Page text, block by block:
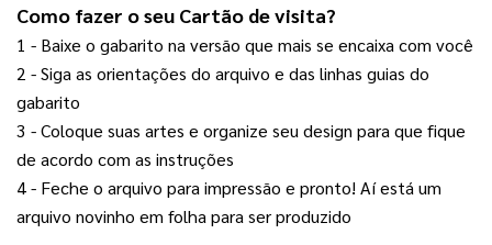
Como fazer o seu Cartão de visita?
1 - Baixe o gabarito na versão que mais se encaixa com você
2 - Siga as orientações do arquivo e das linhas guias do
gabarito
3 - Coloque suas artes e organize seu design para que fique
de acordo com as instruções
4 - Feche o arquivo para impressão e pronto! Aí está um
arquivo novinho em folha para ser produzido